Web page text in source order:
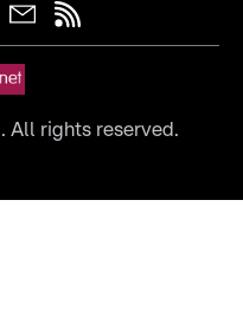
All rights reserved.